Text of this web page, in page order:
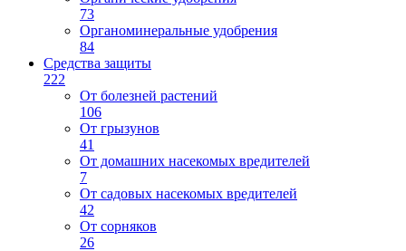
73
Органоминеральные удобрения
84
Средства защиты
222
От болезней растений
106
От грызунов
41
От домашних насекомых вредителей
7
От садовых насекомых вредителей
42
От сорняков
26